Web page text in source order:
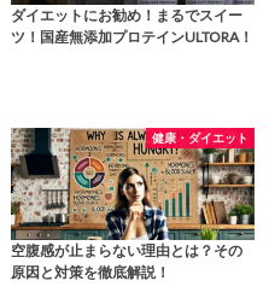
ダイエットにお勧め！まるでスイー
ツ！国産無添加プロテインULTORA！
健康・ダイエット
空腹感が止まらない理由とは？その
原因と対策を徹底解説！